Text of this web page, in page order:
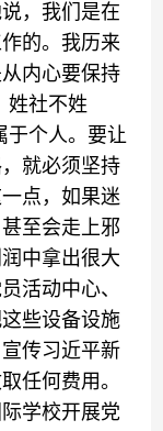
，我们是在
的。我历来
内心要保持
姓社不姓
于个人。要让
就必须坚持
点，如果迷
至会走上邪
中拿出很大
活动中心、
些设备设施
传习近平新
任何费用。
学校开展党